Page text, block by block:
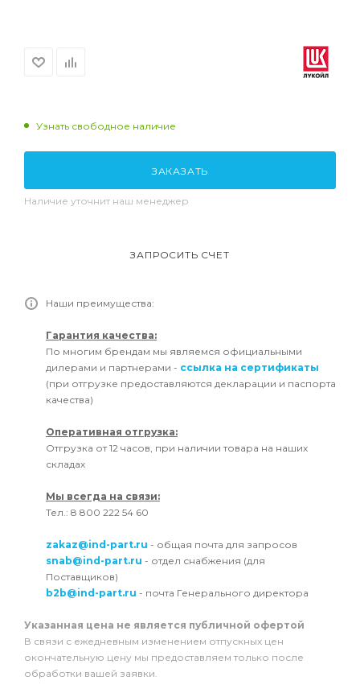
Узнать свободное наличие
ЗАКАЗАТЬ
Наличие уточнит наш менеджер
ЗАПРОСИТЬ СЧЕТ
Наши преимущества:
Гарантия качества:
По многим брендам мы являемся официальными
дилерами и партнерами - ссылка на сертификаты
(при отгрузке предоставляются декларации и паспорта
качества)
Оперативная отгрузка:
Отгрузка от 12 часов, при наличии товара на наших
складах
Мы всегда на связи:
Тел.: 8 800 222 54 60
zakaz@ind-part.ru - общая почта для запросов
snab@ind-part.ru - отдел снабжения (для
Поставщиков)
b2b@ind-part.ru - почта Генерального директора
Указанная цена не является публичной офертой
В связи с ежедневным изменением отпускных цен
окончательную цену мы предоставляем только после
обработки вашей заявки.